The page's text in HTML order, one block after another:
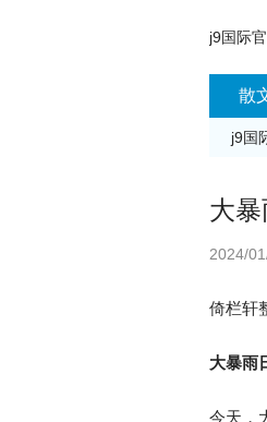
j9国际
散
j9国
大
2024/
倚栏轩
大暴雨
今天，